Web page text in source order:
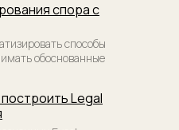
спора с
способы
обоснованные
Legal